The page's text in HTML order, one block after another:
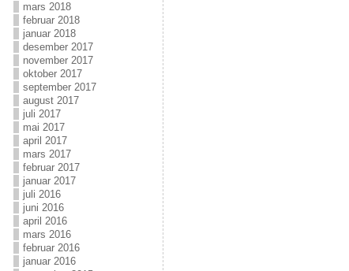
mars 2018
februar 2018
januar 2018
desember 2017
november 2017
oktober 2017
september 2017
august 2017
juli 2017
mai 2017
april 2017
mars 2017
februar 2017
januar 2017
juli 2016
juni 2016
april 2016
mars 2016
februar 2016
januar 2016